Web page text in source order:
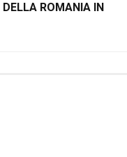
ROMANIA IN